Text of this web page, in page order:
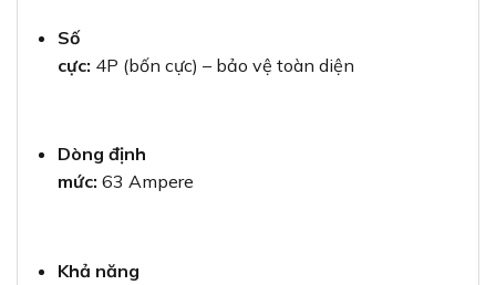
Số
cực: 4P (bốn cực) – bảo vệ toàn diện
Dòng định
mức: 63 Ampere
Khả năng